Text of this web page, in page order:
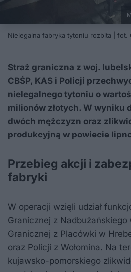
Nielegalna fabryka tytoniu rozbita | fot.
Straż graniczna z woj.
CBŚP, KAS i Policji
nielegalnego tytoniu o
milionów złotych. W wyniku
dwóch mężczyzn oraz
produkcyjną w powiecie
Przebieg akcji i
fabryki
W operacji wzięli udział
Granicznej z Nadbużańskiego
Granicznej z Placówki w
oraz Policji z Wołomina. Na
kujawsko-pomorskiego